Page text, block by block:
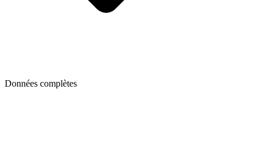
Données complètes